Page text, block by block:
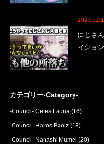
にじさ
ィショ
カテゴリー-Category-
-Council- Ceres Fauna (16)
-Council- Hakos Baelz (18)
-Council- Nanashi Mumei (20)